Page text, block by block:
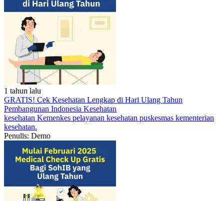
1 tahun lalu
GRATIS! Cek Kesehatan Lengkap di Hari Ulang Tahun
Pembangunan Indonesia Kesehatan
kesehatan Kemenkes pelayanan kesehatan puskesmas kementerian
kesehatan.
Penulis: Demo